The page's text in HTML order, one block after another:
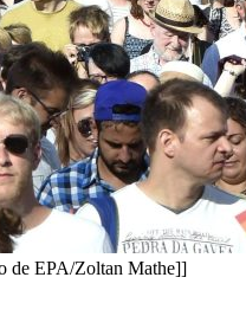
de EPA/Zoltan Mathe]]